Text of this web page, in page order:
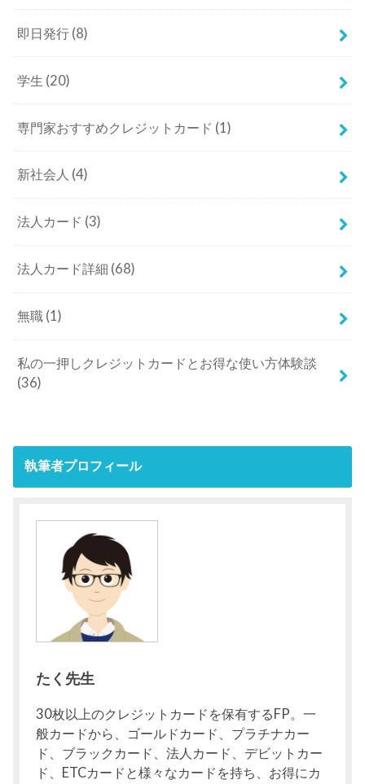
即日発行 (8)
学生 (20)
専門家おすすめクレジットカード (1)
新社会人 (4)
法人カード (3)
法人カード詳細 (68)
無職 (1)
私の一押しクレジットカードとお得な使い方体験談
(36)
執筆者プロフィール
たく先生
30枚以上のクレジットカードを保有するFP。一
般カードから、ゴールドカード、プラチナカー
ド、ブラックカード、法人カード、デビットカー
ド、ETCカードと様々なカードを持ち、お得にカ